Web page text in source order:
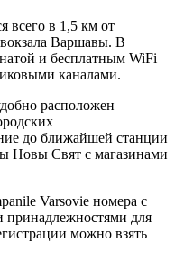
всего в 1,5 км от
Варшавы. В
и бесплатным WiFi
каналами.
расположен
до ближайшей станции
Новы Свят с магазинами
Varsovie номера с
принадлежностями для
можно взять